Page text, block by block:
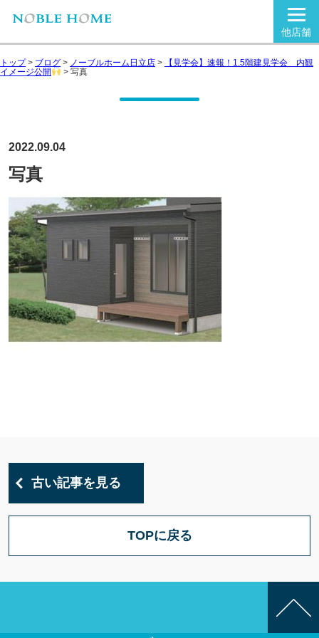
他店舗
トップ> ブログ > ノーブルホーム日立店 >
【見学会】速報！1.5階建見学会 内観
イメージ公開
> 写真
2022.09.04
写真
古い記事を見る
TOPに戻る